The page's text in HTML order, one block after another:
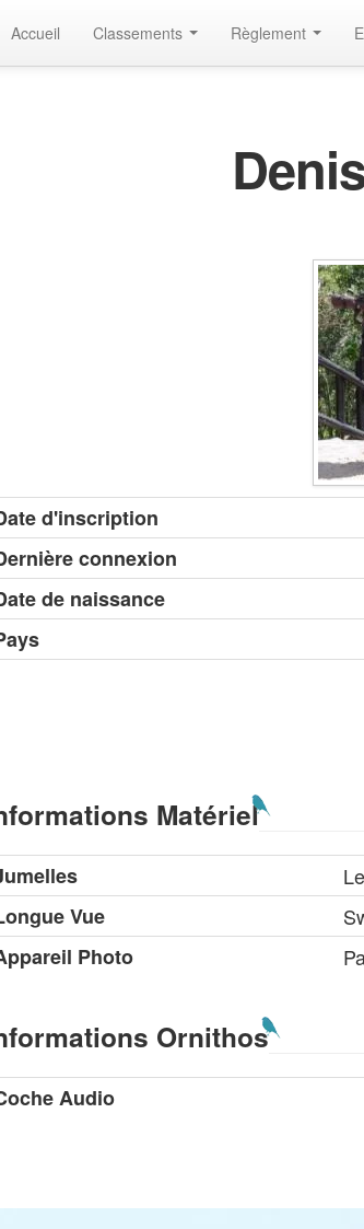
Accueil Classements Règlement
d'inscription
connexion
de naissance
Matériel
Vue
Photo
Ornithos
Audio